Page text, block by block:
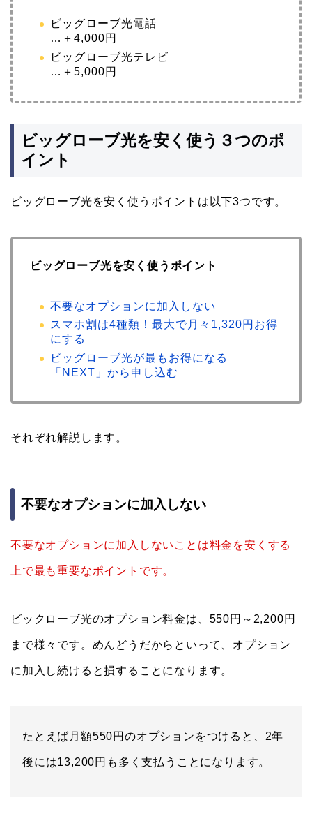
ビッグローブ光電話
…＋4,000円
ビッグローブ光テレビ
…＋5,000円
ビッグローブ光を安く使う３つのポ
イント
ビッグローブ光を安く使うポイントは以下3つです。
ビッグローブ光を安く使うポイント
不要なオプションに加入しない
スマホ割は4種類！最大で月々1,320円お得
にする
ビッグローブ光が最もお得になる
「NEXT」から申し込む
それぞれ解説します。
不要なオプションに加入しない
不要なオプションに加入しないことは料金を安くする
上で最も重要なポイントです。
ビックローブ光のオプション料金は、550円～2,200円
まで様々です。めんどうだからといって、オプション
に加入し続けると損することになります。
たとえば月額550円のオプションをつけると、2年
後には13,200円も多く支払うことになります。